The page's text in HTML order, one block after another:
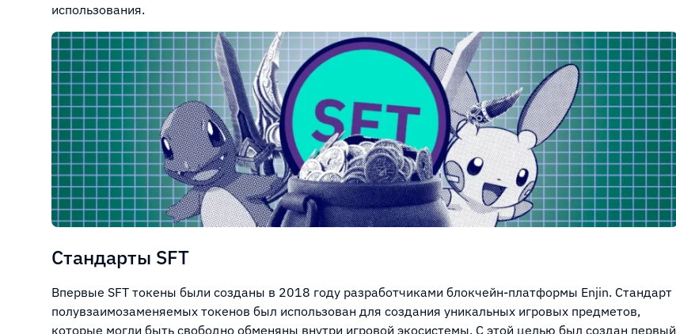
использования.
Стандарты SFT
Впервые SFT токены были созданы в 2018 году разработчиками блокчейн-платформы Enjin. Стандарт
полувзаимозаменяемых токенов был использован для создания уникальных игровых предметов,
которые могли быть свободно обменяны внутри игровой экосистемы. С этой целью был создан первый